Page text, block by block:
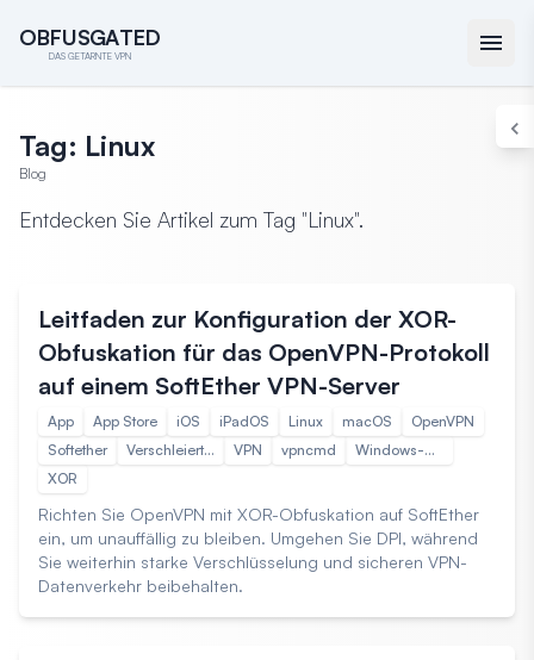
O
OB
BF
FU
US
SG
GA
AT
TE
ED
D
DAS GETARNTE VPN
Tag: Linux
Blog
Entdecken Sie Artikel zum Tag "Linux".
12. Apr. 2025 09:14
Leitfaden zur Konfiguration der XOR-
Obfuskation für das OpenVPN-Protokoll
auf einem SoftEther VPN-Server
App App Store iOS iPadOS Linux macOS
OpenVPN
Softether
Verschleierte VPN VPN vpncmd
Windows-Betriebssystem
XOR
Richten Sie OpenVPN mit XOR-Obfuskation auf SoftEther
ein, um unauffällig zu bleiben. Umgehen Sie DPI, während
Sie weiterhin starke Verschlüsselung und sicheren VPN-
Datenverkehr beibehalten.
Anleitungen